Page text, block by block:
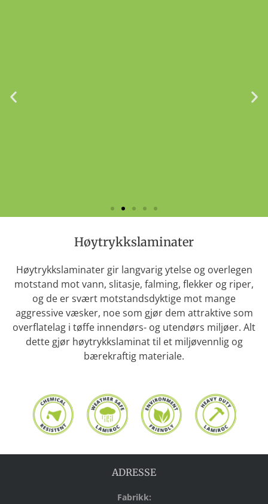
Høytrykkslaminater
Som leverandør kan vi tilby
kundene våre en komplett
løsning, der vi er der for kunden
løsning med fokus på deg som
kunde!
Høytrykkslaminater
Høytrykkslaminater gir langvarig ytelse og overlegen
motstand mot vann, slitasje, falming, flekker og riper,
og de er svært motstandsdyktige mot mange
aggressive væsker, noe som gjør dem attraktive som
overflatelag i tøffe innendørs- og utendørs miljøer. Alt
dette gjør høytrykkslaminat til et miljøvennlig og
bærekraftig materiale.
ADRESSE
Fabrikk: